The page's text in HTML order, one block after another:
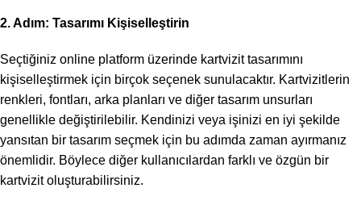
2. Adım: Tasarımı Kişiselleştirin
Seçtiğiniz online platform üzerinde kartvizit tasarımını
kişiselleştirmek için birçok seçenek sunulacaktır. Kartvizitlerin
renkleri, fontları, arka planları ve diğer tasarım unsurları
genellikle değiştirilebilir. Kendinizi veya işinizi en iyi şekilde
yansıtan bir tasarım seçmek için bu adımda zaman ayırmanız
önemlidir. Böylece diğer kullanıcılardan farklı ve özgün bir
kartvizit oluşturabilirsiniz.